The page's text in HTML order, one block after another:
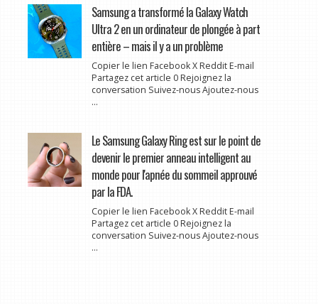
Samsung a transformé la Galaxy Watch
Ultra 2 en un ordinateur de plongée à part
entière – mais il y a un problème
Copier le lien Facebook X Reddit E-mail
Partagez cet article 0 Rejoignez la
conversation Suivez-nous Ajoutez-nous
...
Le Samsung Galaxy Ring est sur le point de
devenir le premier anneau intelligent au
monde pour l'apnée du sommeil approuvé
par la FDA.
Copier le lien Facebook X Reddit E-mail
Partagez cet article 0 Rejoignez la
conversation Suivez-nous Ajoutez-nous
...